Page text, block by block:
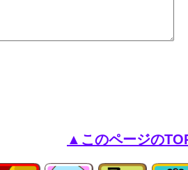
▲このページの